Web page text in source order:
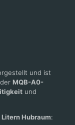
und ist
MQB-A0-
und
Litern Hubraum: